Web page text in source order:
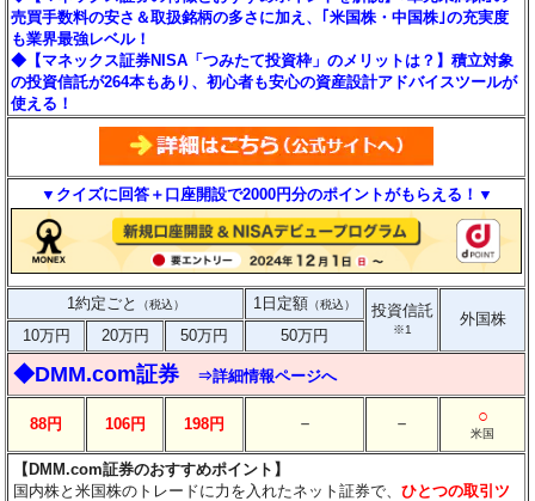
売買手数料の安さ＆取扱銘柄の多さに加え、｢米国株・中国株｣の充実度
も業界最強レベル！
◆【マネックス証券NISA「つみたて投資枠」のメリットは？】積立対象
の投資信託が264本もあり、初心者も安心の資産設計アドバイスツールが
使える！
▼クイズに回答＋口座開設で2000円分のポイントがもらえる！▼
1約定ごと （税込） 1日定額 （税込） 投資信託
※1
外国株
10万円
20万円 50万円 50万円
◆DMM.com証券 ⇒詳細情報ページへ
88円 106円 198円 － － ○
米国
【DMM.com証券のおすすめポイント】
国内株と米国株のトレードに力を入れたネット証券で、ひとつの取引ツ